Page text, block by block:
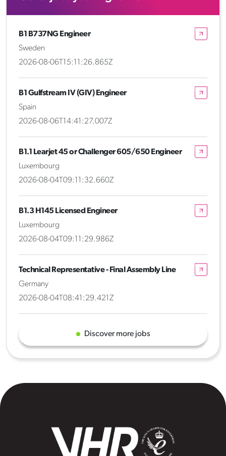
B1 B737NG Engineer
Sweden
2026-08-06T15:11:26.865Z
B1 Gulfstream IV (GIV) Engineer
Spain
2026-08-06T14:41:27.007Z
B1.1 Learjet 45 or Challenger 605/650 Engineer
Luxembourg
2026-08-04T09:11:32.660Z
B1.3 H145 Licensed Engineer
Luxembourg
2026-08-04T09:11:29.986Z
Technical Representative - Final Assembly Line
Germany
2026-08-04T08:41:29.421Z
Discover more jobs